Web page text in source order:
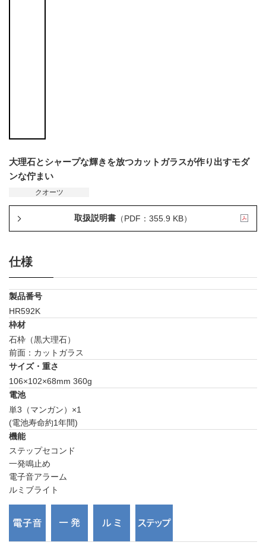
大理石とシャープな輝きを放つカットガラスが作り出すモダ
ンな佇まい
クオーツ
取扱説明書 （PDF：355.9 KB）
仕様
製品番号
HR592K
枠材
石枠（黒大理石）
前面：カットガラス
サイズ・重さ
106×102×68mm 360g
電池
単3（マンガン）×1
(電池寿命約1年間)
機能
ステップセコンド
一発鳴止め
電子音アラーム
ルミブライト